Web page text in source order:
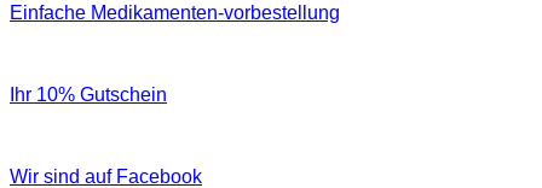
Einfache Medikamenten-vorbestellung
Ihr 10% Gutschein
Wir sind auf Facebook